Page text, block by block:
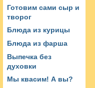
Готовим сами сыр и
творог
Блюда из курицы
Блюда из фарша
Выпечка без
духовки
Мы квасим! А вы?